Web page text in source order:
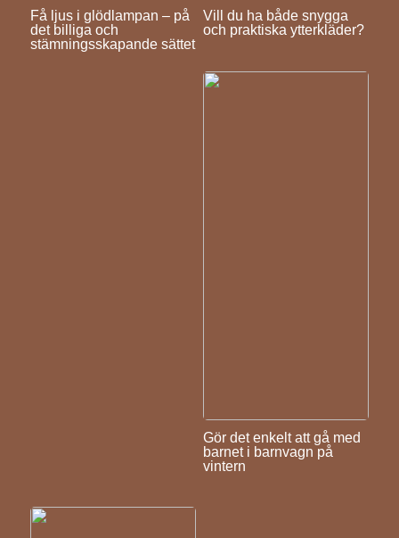
Få ljus i glödlampan – på
det billiga och
stämningsskapande sättet
Vill du ha både snygga
och praktiska ytterkläder?
Gör det enkelt att gå med
barnet i barnvagn på
vintern